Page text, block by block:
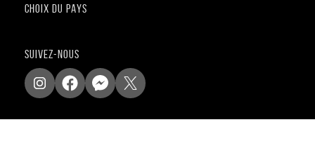
CHOIX DU PAYS
SUIVEZ-NOUS